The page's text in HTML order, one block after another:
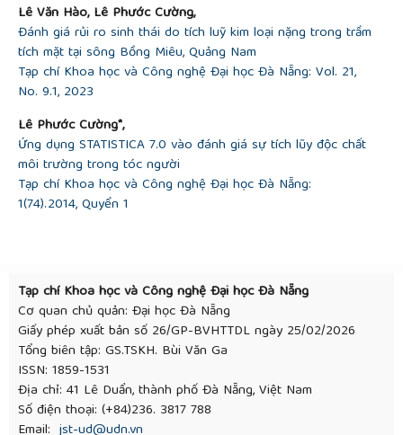
Lê Văn Hào, Lê Phước Cường,
Đánh giá rủi ro sinh thái do tích luỹ kim loại nặng trong trầm
tích mặt tại sông Bồng Miêu, Quảng Nam
Tạp chí Khoa học và Công nghệ Đại học Đà Nẵng: Vol. 21,
No. 9.1, 2023
Lê Phước Cường*,
Ứng dụng STATISTICA 7.0 vào đánh giá sự tích lũy độc chất
môi trường trong tóc người
Tạp chí Khoa học và Công nghệ Đại học Đà Nẵng:
1(74).2014, Quyển 1
Tạp chí Khoa học và Công nghệ Đại học Đà Nẵng
Cơ quan chủ quản: Đại học Đà Nẵng
Giấy phép xuất bản số 26/GP-BVHTTDL ngày 25/02/2026
Tổng biên tập: GS.TSKH. Bùi Văn Ga
ISSN: 1859-1531
Địa chỉ: 41 Lê Duẩn, thành phố Đà Nẵng, Việt Nam
Số điện thoại: (+84)236. 3817 788
Email: jst-ud@udn.vn